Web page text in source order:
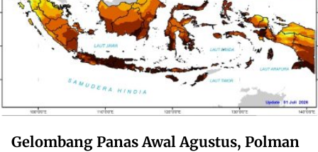
Gelombang Panas Awal Agustus, Polman